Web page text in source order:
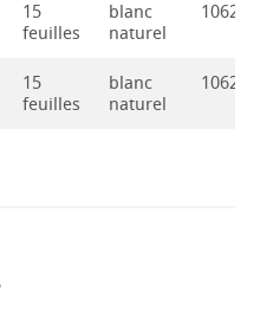
15
feuilles
blanc
naturel
15
feuilles
blanc
naturel